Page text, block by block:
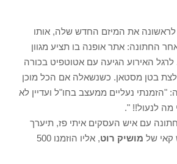
את המיזם החדש שלה, אותו
החתונה: אתר אופנה בו תציע מגוון
האירוע הגיעה עם אטוטפיט בכורה
בטן מסטאן. כשנשאלה אם הכל מוכן
"הזמנתי נעליים ממעצב בחו"ל ועדיין לא
מה לנעול!! ".
עם איש העסקים איתי פז, תיערך
קאי של מושיק רוט
, אליו הוזמנו 500